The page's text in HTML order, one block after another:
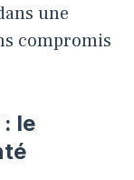
une
compromis
le